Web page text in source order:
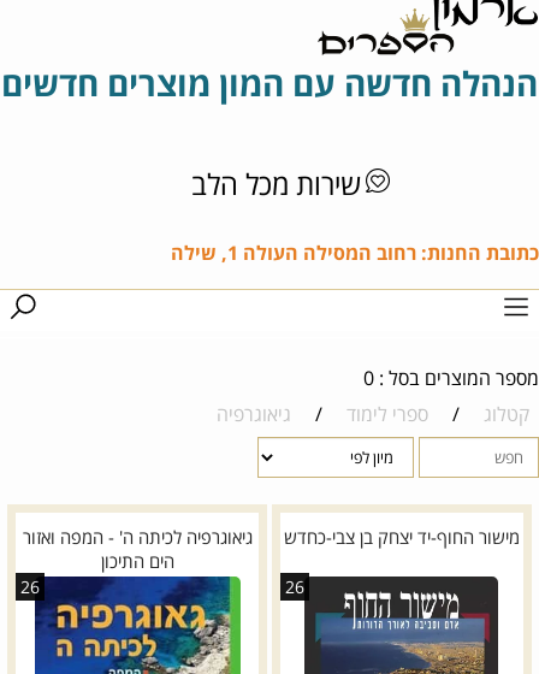
הנהלה חדשה עם המון מוצרים חדשים
שירות מכל הלב
כתובת החנות: רחוב המסילה העולה 1, שילה
מספר המוצרים בסל : 0
קטלוג
/ ספרי לימוד / גיאוגרפיה
מישור החוף-יד יצחק בן צבי-כחדש
26
גיאוגרפיה לכיתה ה' - המפה ואזור
הים התיכון
26